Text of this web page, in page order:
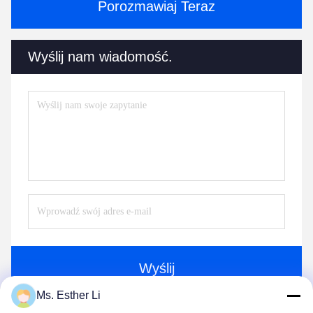
Porozmawiaj Teraz
Wyślij nam wiadomość.
Wyślij
Ms. Esther Li